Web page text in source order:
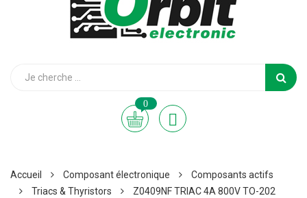
0
Accueil Composant électronique
Composants actifs
Triacs & Thyristors
Z0409NF TRIAC 4A 800V TO-202